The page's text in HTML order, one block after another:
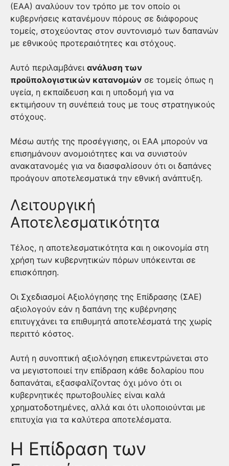
(ΕΑΑ) αναλύουν τον τρόπο με τον οποίο οι
κυβερνήσεις κατανέμουν πόρους σε διάφορους
τομείς, στοχεύοντας στον συντονισμό των δαπανών
με εθνικούς προτεραιότητες και στόχους.
Αυτό περιλαμβάνει ανάλυση των
προϋπολογιστικών κατανομών σε τομείς όπως η
υγεία, η εκπαίδευση και η υποδομή για να
εκτιμήσουν τη συνέπειά τους με τους στρατηγικούς
στόχους.
Μέσω αυτής της προσέγγισης, οι ΕΑΑ μπορούν να
επισημάνουν ανομοιότητες και να συνιστούν
ανακατανομές για να διασφαλίσουν ότι οι δαπάνες
προάγουν αποτελεσματικά την εθνική ανάπτυξη.
Λειτουργική
Αποτελεσματικότητα
Τέλος, η αποτελεσματικότητα και η οικονομία στη
χρήση των κυβερνητικών πόρων υπόκεινται σε
επισκόπηση.
Οι Σχεδιασμοί Αξιολόγησης της Επίδρασης (ΣΑΕ)
αξιολογούν εάν η δαπάνη της κυβέρνησης
επιτυγχάνει τα επιθυμητά αποτελέσματά της χωρίς
περιττό κόστος.
Αυτή η συνοπτική αξιολόγηση επικεντρώνεται στο
να μεγιστοποιεί την επίδραση κάθε δολαρίου που
δαπανάται, εξασφαλίζοντας όχι μόνο ότι οι
κυβερνητικές πρωτοβουλίες είναι καλά
χρηματοδοτημένες, αλλά και ότι υλοποιούνται με
επιτυχία για τα καλύτερα αποτελέσματα.
Η Επίδραση των